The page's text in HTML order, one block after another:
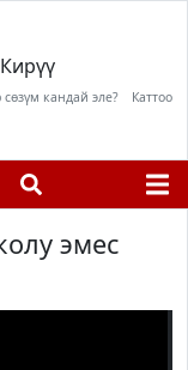
Кирүү
кандай эле? Каттоо
эмес